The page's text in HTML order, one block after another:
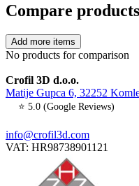
Compare products
Add more items
No products for comparison
Crofil 3D d.o.o.
Matije Gupca 6, 32252
⭐ 5.0 (Google Reviews)
info@crofil3d.com
VAT: HR98738901121